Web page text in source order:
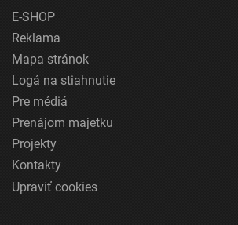
E-SHOP
Reklama
Mapa stránok
Logá na stiahnutie
Pre médiá
Prenájom majetku
Projekty
Kontakty
Upraviť cookies